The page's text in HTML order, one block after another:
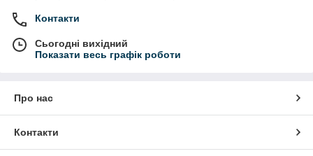
Контакти
Сьогодні вихідний
Показати весь графік роботи
Про нас
Контакти